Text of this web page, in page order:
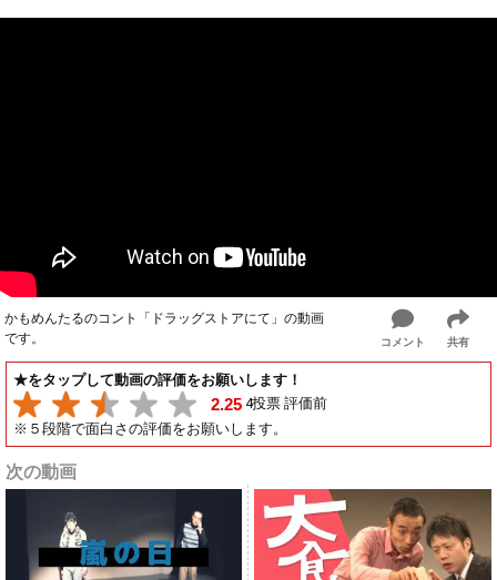
かもめんたるのコント「ドラッグストアにて」の動画
です。
コメント 共有
★をタップして動画の評価をお願いします！
2.254投票 評価前
※５段階で面白さの評価をお願いします。
次の動画